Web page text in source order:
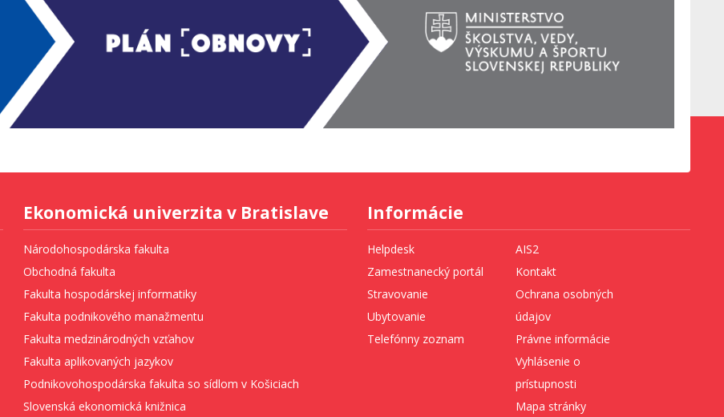
Ekonomická univerzita v Bratislave
Národohospodárska fakulta
Obchodná fakulta
Fakulta hospodárskej informatiky
Fakulta podnikového manažmentu
Fakulta medzinárodných vzťahov
Fakulta aplikovaných jazykov
Podnikovohospodárska fakulta so sídlom v Košiciach
Slovenská ekonomická knižnica
Informácie
Helpdesk
Zamestnanecký portál
Stravovanie
Ubytovanie
Telefónny zoznam
AIS2
Kontakt
Ochrana osobných
údajov
Právne informácie
Vyhlásenie o
prístupnosti
Mapa stránky